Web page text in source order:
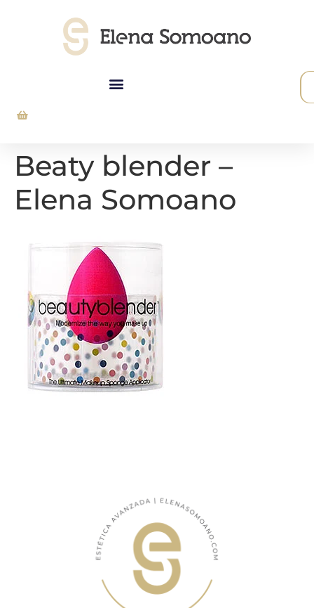
Beaty blender –
Elena Somoano